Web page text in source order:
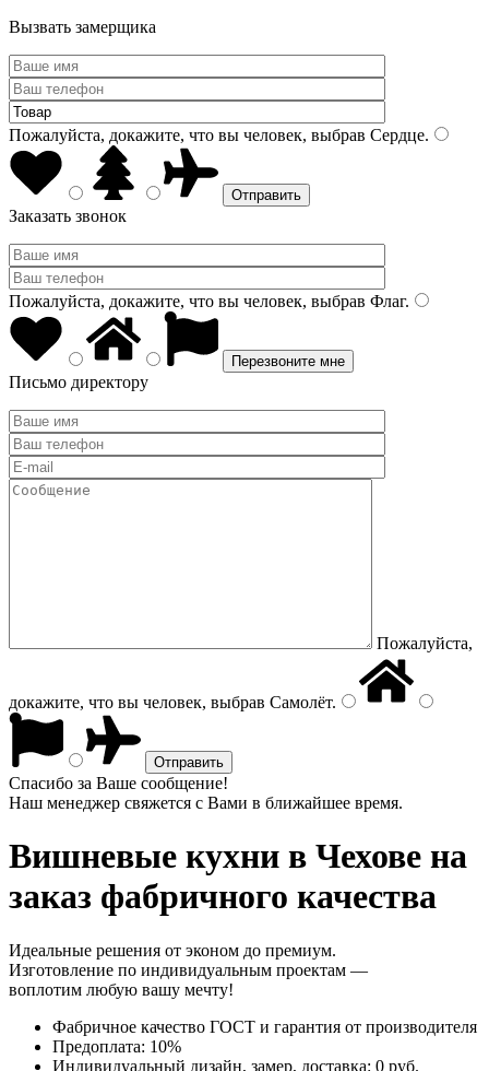
Вызвать замерщика
Пожалуйста, докажите, что вы человек, выбрав Сердце.
Заказать звонок
Пожалуйста, докажите, что вы человек, выбрав Флаг.
Письмо директору
Пожалуйста,
докажите, что вы человек, выбрав Самолёт.
Спасибо за Ваше сообщение!
Наш менеджер свяжется с Вами в ближайшее время.
Вишневые кухни в Чехове на
заказ фабричного качества
Идеальные решения от эконом до премиум.
Изготовление по индивидуальным проектам —
воплотим любую вашу мечту!
Фабричное качество ГОСТ и гарантия от производителя
Предоплата: 10%
Индивидуальный дизайн, замер, доставка: 0 руб.